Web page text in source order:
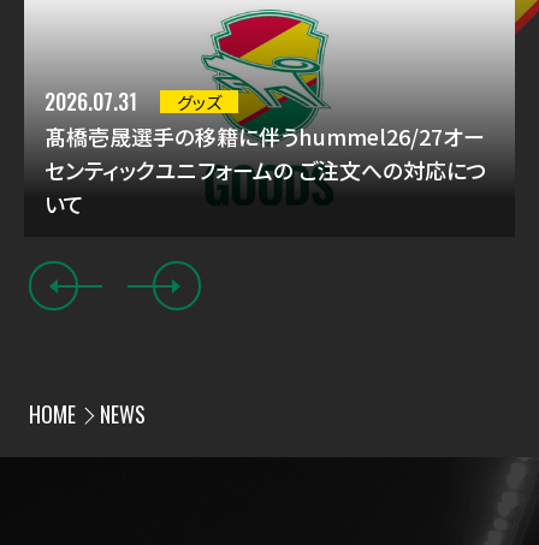
2026.07.31 グッズ
髙橋壱晟選手の移籍に伴うhummel26/27オー
センティックユニフォームの ご注文への対応につ
いて
HOME NEWS